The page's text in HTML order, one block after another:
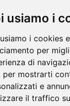
usiamo i
i cookies
per
di
per mostrarti
e
il traffico
PALINSESTO
RGM HITRADIO
© TRG Media 2005-2026
s.r.l. - P.I.00496230541 -